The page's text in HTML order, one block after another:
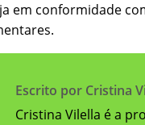
em conformidade
Escrito por Cristina
Cristina Vilella é a